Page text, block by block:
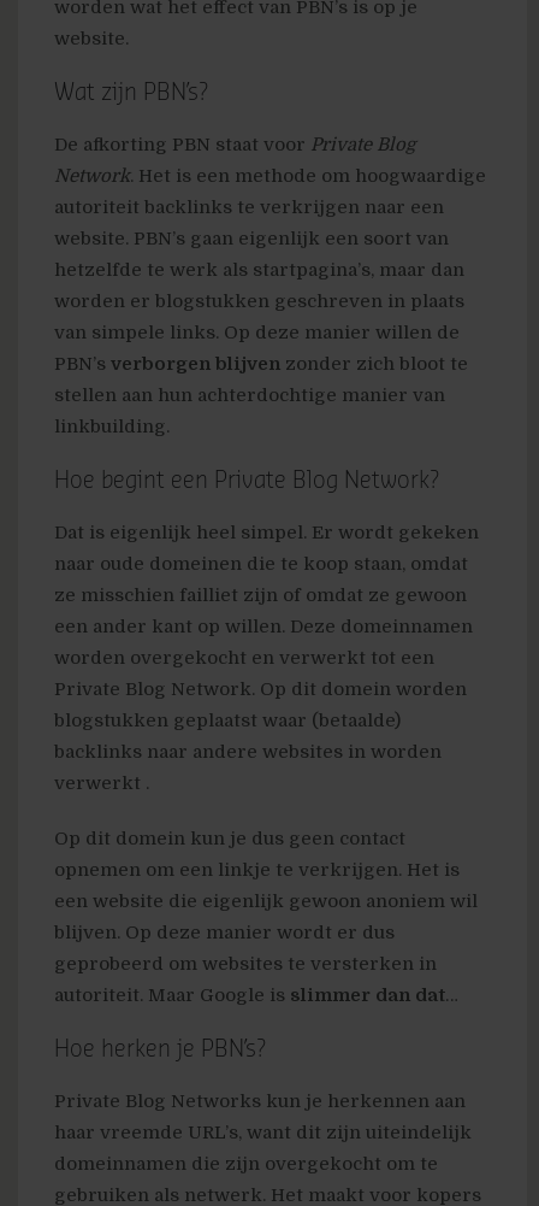
worden wat het effect van PBN’s is op je
website.
Wat zijn PBN’s?
De afkorting PBN staat voor Private Blog
Network. Het is een methode om hoogwaardige
autoriteit backlinks te verkrijgen naar een
website. PBN’s gaan eigenlijk een soort van
hetzelfde te werk als startpagina’s, maar dan
worden er blogstukken geschreven in plaats
van simpele links. Op deze manier willen de
PBN’s verborgen blijven zonder zich bloot te
stellen aan hun achterdochtige manier van
linkbuilding.
Hoe begint een Private Blog Network?
Dat is eigenlijk heel simpel. Er wordt gekeken
naar oude domeinen die te koop staan, omdat
ze misschien failliet zijn of omdat ze gewoon
een ander kant op willen. Deze domeinnamen
worden overgekocht en verwerkt tot een
Private Blog Network. Op dit domein worden
blogstukken geplaatst waar (betaalde)
backlinks naar andere websites in worden
verwerkt .
Op dit domein kun je dus geen contact
opnemen om een linkje te verkrijgen. Het is
een website die eigenlijk gewoon anoniem wil
blijven. Op deze manier wordt er dus
geprobeerd om websites te versterken in
autoriteit. Maar Google is slimmer dan dat…
Hoe herken je PBN’s?
Private Blog Networks kun je herkennen aan
haar vreemde URL’s, want dit zijn uiteindelijk
domeinnamen die zijn overgekocht om te
gebruiken als netwerk. Het maakt voor kopers